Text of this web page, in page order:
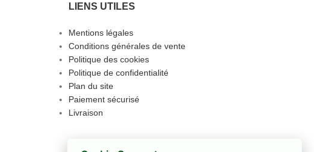
LIENS UTILES
Mentions légales
Conditions générales de vente
Politique des cookies
Politique de confidentialité
Plan du site
Paiement sécurisé
Livraison